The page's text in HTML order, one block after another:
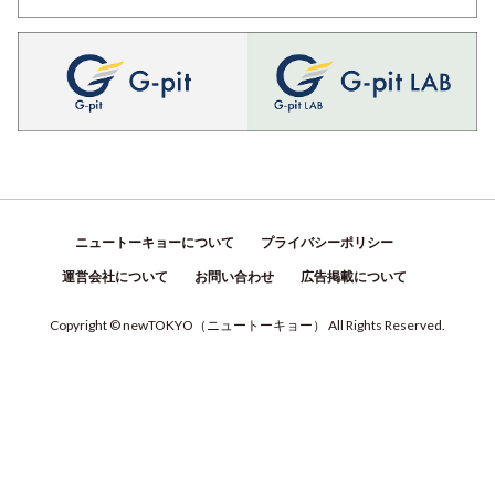
ニュートーキョーについて プライバシーポリシー
運営会社について お問い合わせ 広告掲載について
Copyright © newTOKYO （ ニュートーキョー ） All Rights Reserved.